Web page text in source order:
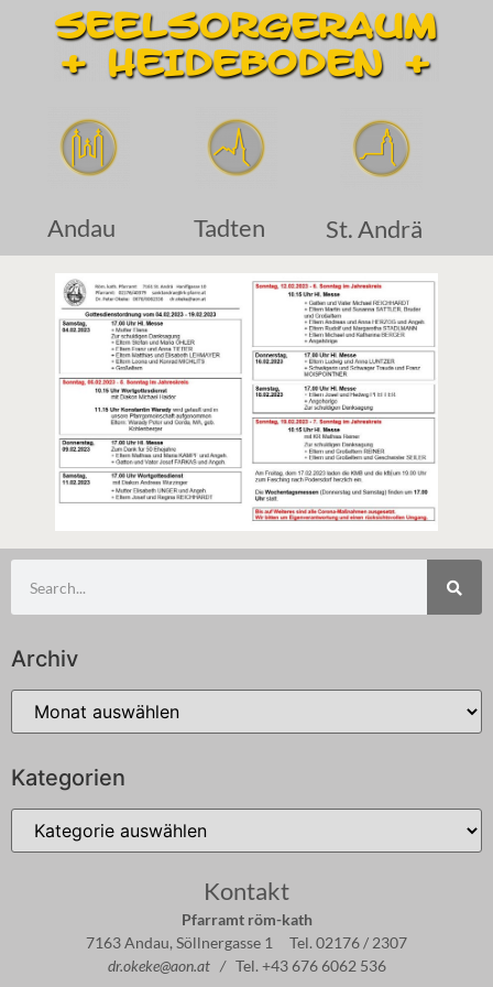
Andau Tadten St. Andrä
Archiv
Kategorien
Kontakt
Pfarramt röm-kath
7163 Andau, Söllnergasse 1 Tel. 02176 / 2307
dr.okeke@aon.at / Tel. +43 676 6062 536